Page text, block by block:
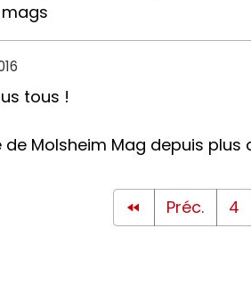
tous !
Molsheim Mag depuis plus
Préc. 4